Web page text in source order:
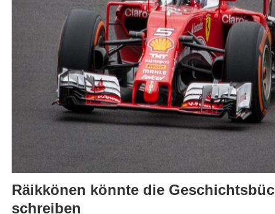
Räikkönen könnte die
schreiben